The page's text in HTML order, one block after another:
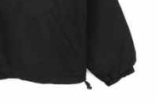
フォーミュ